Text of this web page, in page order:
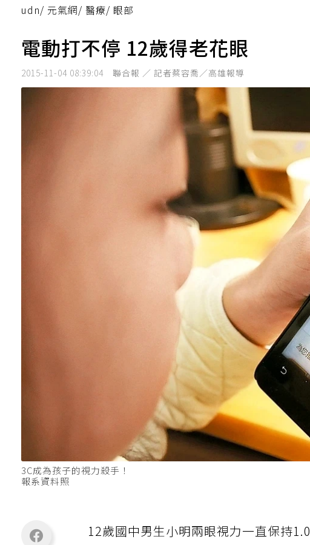
udn/ 元氣網/ 醫療/ 眼部
電動打不停 12歲得老花眼
2015-11-04 08:39:04 聯合報 ／ 記者蔡容喬／高雄報導
3C成為孩子的視力殺手！
報系資料照
12歲國中男生小明兩眼視力一直保持